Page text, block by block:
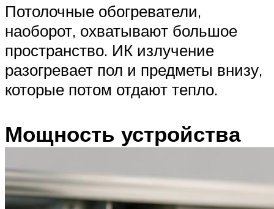
Потолочные обогреватели,
наоборот, охватывают большое
пространство. ИК излучение
разогревает пол и предметы внизу,
которые потом отдают тепло.
Мощность устройства